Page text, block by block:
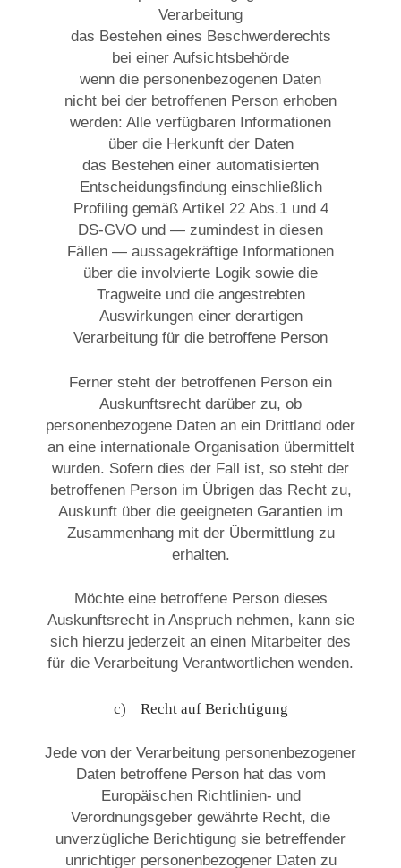
Verarbeitung
das Bestehen eines Beschwerderechts
bei einer Aufsichtsbehörde
wenn die personenbezogenen Daten
nicht bei der betroffenen Person erhoben
werden: Alle verfügbaren Informationen
über die Herkunft der Daten
das Bestehen einer automatisierten
Entscheidungsfindung einschließlich
Profiling gemäß Artikel 22 Abs.1 und 4
DS-GVO und — zumindest in diesen
Fällen — aussagekräftige Informationen
über die involvierte Logik sowie die
Tragweite und die angestrebten
Auswirkungen einer derartigen
Verarbeitung für die betroffene Person
Ferner steht der betroffenen Person ein
Auskunftsrecht darüber zu, ob
personenbezogene Daten an ein Drittland oder
an eine internationale Organisation übermittelt
wurden. Sofern dies der Fall ist, so steht der
betroffenen Person im Übrigen das Recht zu,
Auskunft über die geeigneten Garantien im
Zusammenhang mit der Übermittlung zu
erhalten.
Möchte eine betroffene Person dieses
Auskunftsrecht in Anspruch nehmen, kann sie
sich hierzu jederzeit an einen Mitarbeiter des
für die Verarbeitung Verantwortlichen wenden.
c) Recht auf Berichtigung
Jede von der Verarbeitung personenbezogener
Daten betroffene Person hat das vom
Europäischen Richtlinien- und
Verordnungsgeber gewährte Recht, die
unverzügliche Berichtigung sie betreffender
unrichtiger personenbezogener Daten zu